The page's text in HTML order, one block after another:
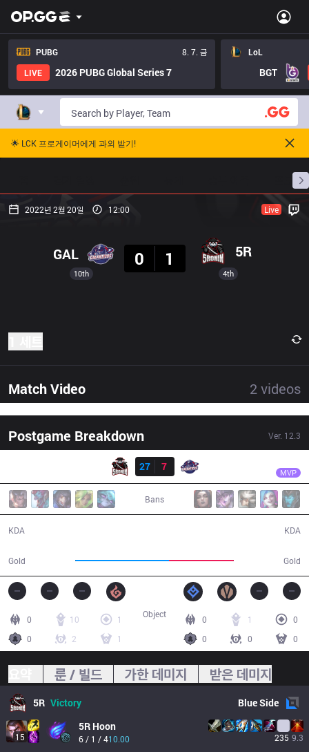
PUBG
8. 7. 금
LIVE
2026 PUBG Global Series 7
LoL
BGT
🌟 LCK 프로게이머에게 과외 받기!
프로빌
2022년 2월 20일 12:00 Live
10th
GAL
0
1 5R
4th
Match Video 2 videos
Postgame Breakdown Ver. 12.3
27
7 MVP
Bans
KDA
Gold Gold
KDA
0 10
1
0
2 1
0 1
0
0
0 0
Object
룬 / 빌드 가한 데미지 받은 데미지
5R Victory BlueSide
15
5R Hoon
6 / 1 / 410.00 235 9.3